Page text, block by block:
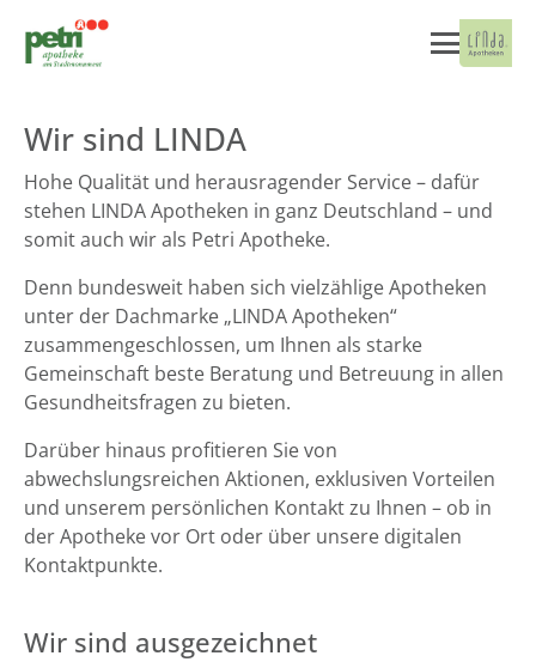
Wir sind LINDA
Hohe Qualität und herausragender Service – dafür
stehen LINDA Apotheken in ganz Deutschland – und
somit auch wir als Petri Apotheke.
Denn bundesweit haben sich vielzählige Apotheken
unter der Dachmarke „LINDA Apotheken“
zusammengeschlossen, um Ihnen als starke
Gemeinschaft beste Beratung und Betreuung in allen
Gesundheitsfragen zu bieten.
Darüber hinaus profitieren Sie von
abwechslungsreichen Aktionen, exklusiven Vorteilen
und unserem persönlichen Kontakt zu Ihnen – ob in
der Apotheke vor Ort oder über unsere digitalen
Kontaktpunkte.
Wir sind ausgezeichnet